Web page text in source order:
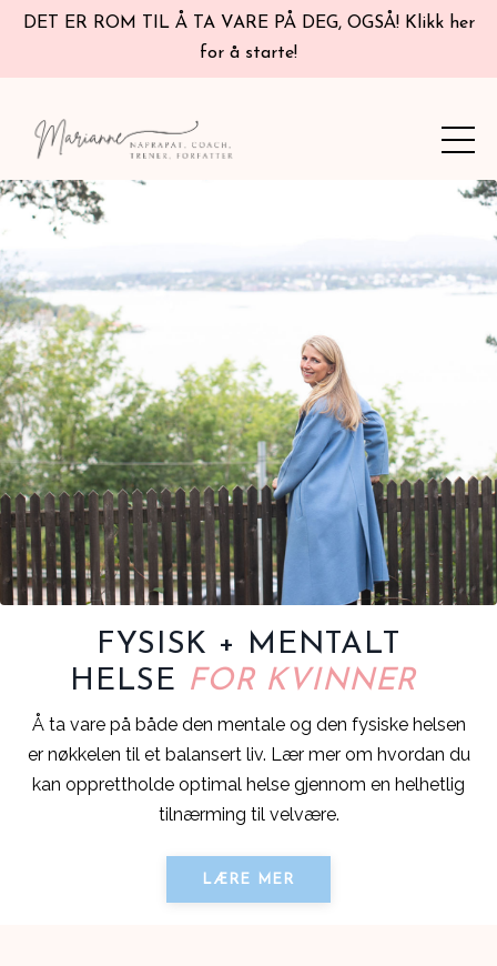
DET ER ROM TIL Å TA VARE PÅ DEG, OGSÅ! Klikk her
for å starte!
FYSISK + MENTALT
HELSE FOR KVINNER
Å ta vare på både den mentale og den fysiske helsen
er nøkkelen til et balansert liv. Lær mer om hvordan du
kan opprettholde optimal helse gjennom en helhetlig
tilnærming til velvære.
LÆRE MER